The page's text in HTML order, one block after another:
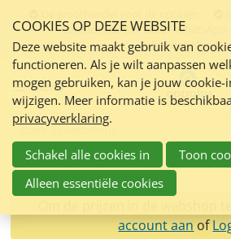
links
over
Spring
naar
de
inhoud
Spring
naar
navigatie
Contact:050 551 5200 / WhatsApp:
info@optiplus.nl
Menu
Zoeken:
account aan of
COOKIES OP DEZE WEBSITE
Deze website maakt gebruik van
functioneren. Als je wilt aanpassen
mogen gebruiken, kan je jouw cookie-
wijzigen. Meer informatie is
privacyverklaring.
Schakel alle cookies in
Toon
Alleen essentiële cookies